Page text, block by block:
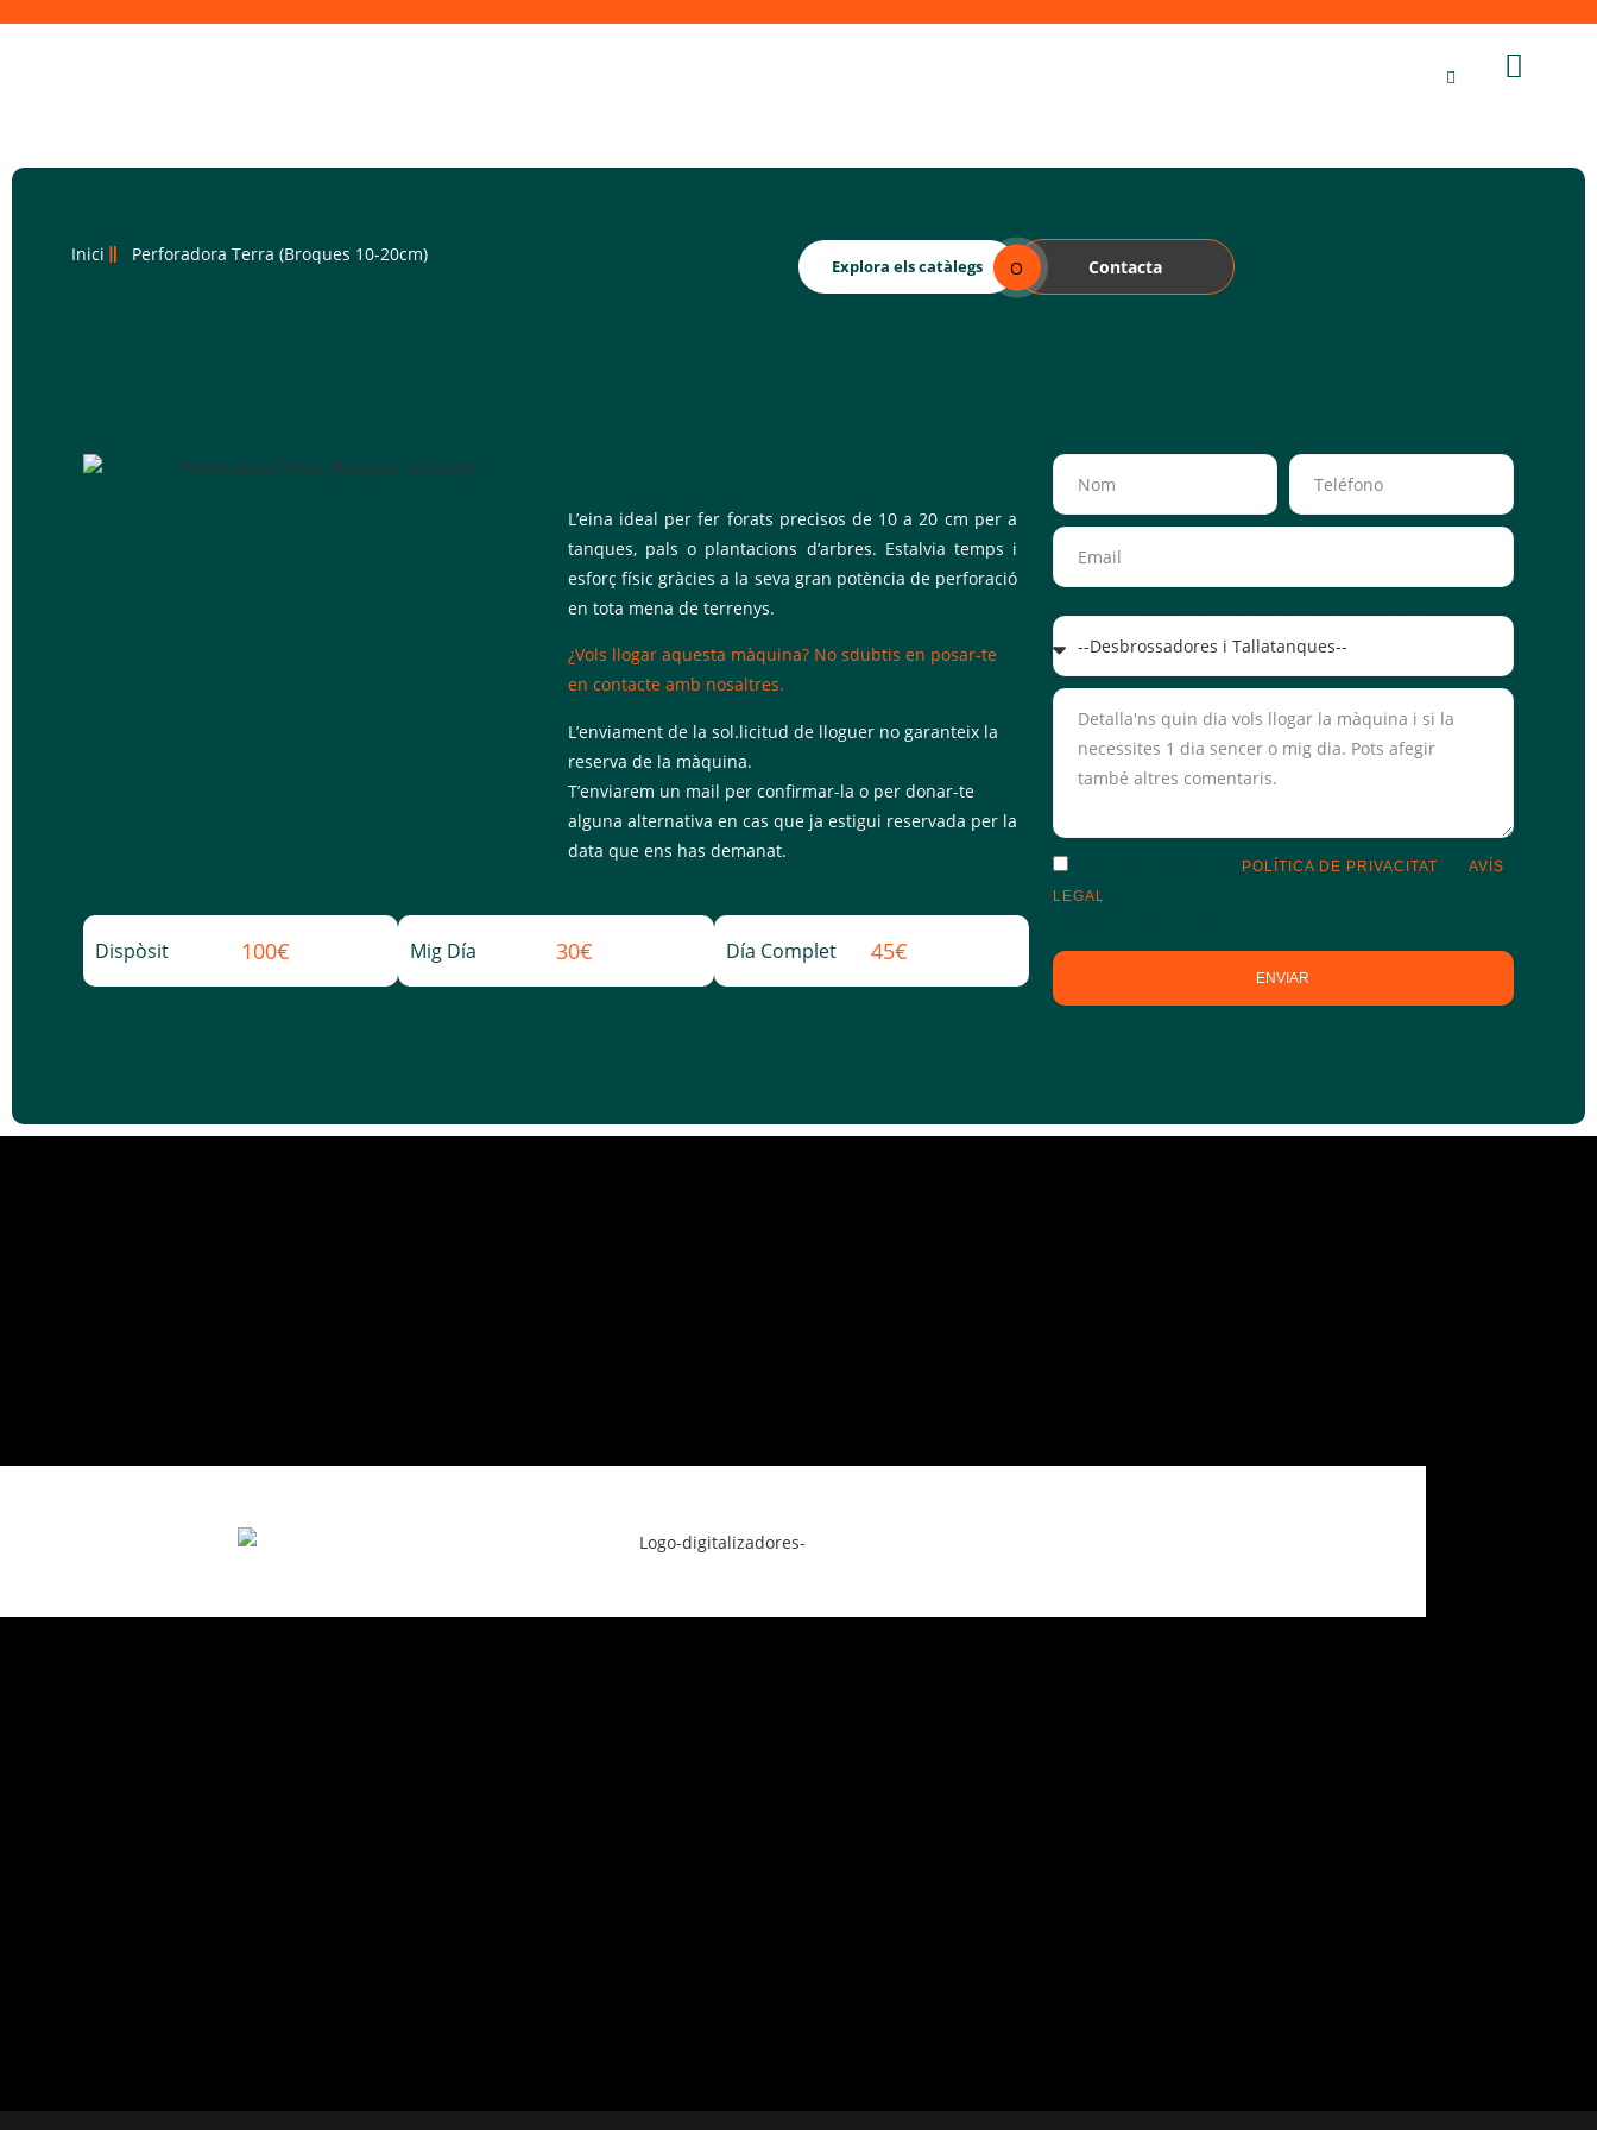
Inici Perforadora Terra (Broques 10-20cm)
Explora els catàlegs O Contacta
L’eina ideal per fer forats precisos de 10 a 20 cm per a
tanques, pals o plantacions d’arbres. Estalvia temps i
esforç físic gràcies a la seva gran potència de perforació
en tota mena de terrenys.
¿Vols llogar aquesta màquina? No sdubtis en posar-te
en contacte amb nosaltres.
L’enviament de la sol.licitud de lloguer no garanteix la
reserva de la màquina.
T’enviarem un mail per confirmar-la o per donar-te
alguna alternativa en cas que ja estigui reservada per la
data que ens has demanat.
Dispòsit 100€ Mig Día 30€ Día Complet 45€
POLÍTICA DE PRIVACITAT
AVÍS
LEGAL
ENVIAR